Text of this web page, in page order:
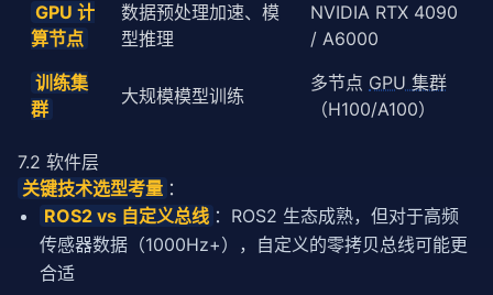
GPU 计
算节点
数据预处理加速、模
型推理
NVIDIA RTX 4090
/ A6000
训练集
群
大规模模型训练
多节点 GPU 集群
（H100/A100）
7.2 软件层
关键技术选型考量 ：
ROS2 vs 自定义总线 ：ROS2 生态成熟，但对于高频
传感器数据（1000Hz+），自定义的零拷贝总线可能更
合适